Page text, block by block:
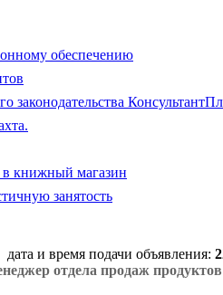
обеспечению
законодательства
в книжный магазин
занятость
дата и время подачи объявления:
отдела продаж